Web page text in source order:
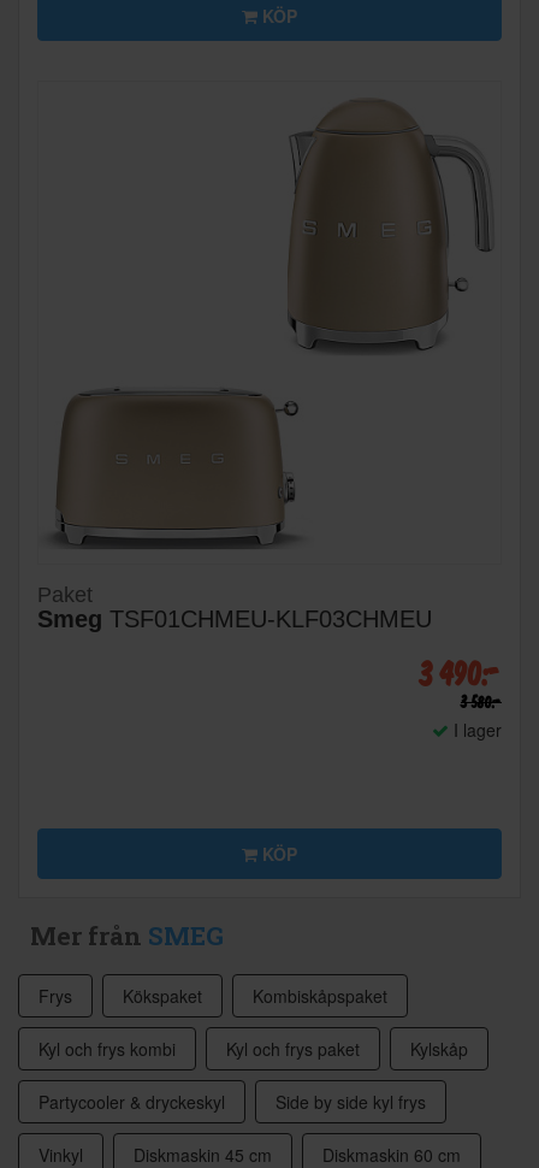
KÖP
Paket
Smeg TSF01CHMEU-KLF03CHMEU
3 490:-
3 580:-
I lager
KÖP
Mer från SMEG
Frys Kökspaket Kombiskåpspaket
Kyl och frys kombi Kyl och frys paket Kylskåp
Partycooler & dryckeskyl Side by side kyl frys
Vinkyl Diskmaskin 45 cm Diskmaskin 60 cm